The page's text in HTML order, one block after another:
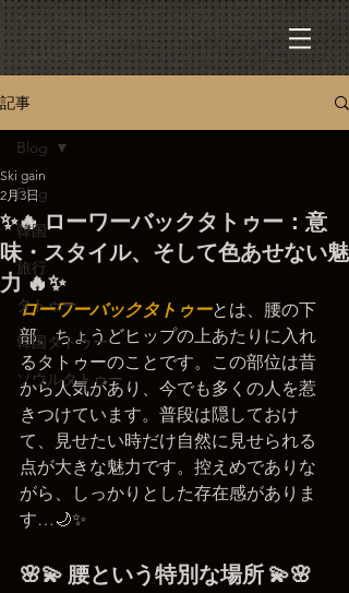
記事
Blog
韓国
旅行
タトゥー
韓国タトゥー
ソウルタトゥー
Blog
✨🔥 ローワーバックタトゥー：意
味・スタイル、そして色あせない魅
力 🔥✨
Ski gain
2月3日
ローワーバックタトゥーとは、腰の下
部、ちょうどヒップの上あたりに入れ
るタトゥーのことです。この部位は昔
から人気があり、今でも多くの人を惹
きつけています。普段は隠しておけ
て、見せたい時だけ自然に見せられる
点が大きな魅力です。控えめでありな
がら、しっかりとした存在感がありま
す…🌙✨
🌸💫 腰という特別な場所 💫🌸